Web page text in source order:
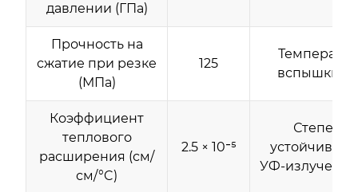
давлении (ГПа)
Прочность на
сжатие при резке
(МПа)
125
вспышки
Коэффициент
теплового
расширения (см/
см/°C)
2.5 × 10⁻⁵
Степень
УФ-